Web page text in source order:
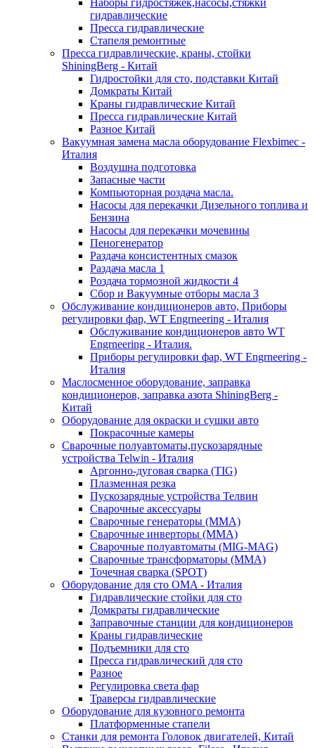
Наборы гидростяжек,насосы,стяжки
гидравлические
Пресса гидравлические
Стапеля ремонтные
Пресса гидравлические, краны, стойки
ShiningBerg - Китай
Гидростойки для сто, подставки Китай
Домкраты Китай
Краны гидравлические Китай
Пресса гидравлические Китай
Разное Китай
Вакуумная замена масла оборудование Flexbimeс -
Италия
Воздушна подготовка
Запасные части
Компьюторная роздача масла.
Насосы для перекачки Дизельного топлива и
Бензина
Насосы для перекачки мочевины
Пеногенератор
Раздача консистентных смазок
Раздача масла 1
Роздача тормозной жидкости 4
Сбор и Вакуумные отборы масла 3
Обслуживание кондиционеров авто, Приборы
регулировки фар, WT Engrneering - Италия
Обслуживание кондиционеров авто WT
Engrneering - Италия.
Приборы регулировки фар, WT Engrneering -
Италия
Маслосменное оборудование, заправка
кондиционеров, заправка азота ShiningBerg -
Китай
Оборудование для окраски и сушки авто
Покрасочные камеры
Сварочные полуавтоматы,пускозарядные
устройства Telwin - Италия
Аргонно-дуговая сварка (TIG)
Плазменная резка
Пускозарядные устройства Телвин
Сварочные аксессуары
Сварочные генераторы (MMA)
Сварочные инверторы (MMA)
Сварочные полуавтоматы (MIG-MAG)
Сварочные трансформаторы (MMA)
Точечная сварка (SPOT)
Оборудование для сто OMA - Италия
Гидравлические стойки для сто
Домкраты гидравлические
Заправочные станции для кондиционеров
Краны гидравлические
Подъемники для сто
Пресса гидравлический для сто
Разное
Регулировка света фар
Траверсы гидравлические
Оборудование для кузовного ремонта
Платформенные стапели
Станки для ремонта Головок двигателей, Китай